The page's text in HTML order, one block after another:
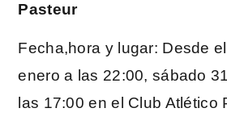
Pasteur
Fecha,hora y lugar: Desde
enero a las 22:00, sábado
las 17:00 en el Club Atlético